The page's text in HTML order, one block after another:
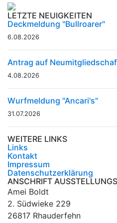
LETZTE NEUIGKEITEN
Deckmeldung "Bullroarer"
6.08.2026
Antrag auf
4.08.2026
Wurfmeldung "Ancari's"
31.07.2026
WEITERE LINKS
Links
Kontakt
Impressum
Datenschutzerklärung
ANSCHRIFT
Amei Boldt
2. Südwieke 229
26817 Rhauderfehn